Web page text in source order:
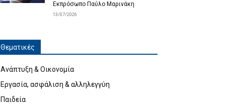
Εκπρόσωπο Παύλο Μαρινάκη
13/07/2026
Θεματικές
Ανάπτυξη & Οικονομία
Εργασία, ασφάλιση & αλληλεγγύη
Παιδεία